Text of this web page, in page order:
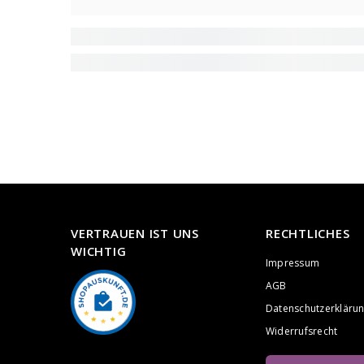
VERTRAUEN IST UNS
WICHTIG
RECHTLICHES
Impressum
AGB
Widerrufsrecht